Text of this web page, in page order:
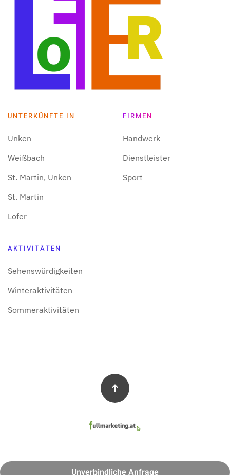
UNTERKÜNFTE IN
Unken
Weißbach
St. Martin, Unken
St. Martin
Lofer
FIRMEN
Handwerk
Dienstleister
Sport
AKTIVITÄTEN
Sehens­würdigkeiten
Winter­aktivitäten
Sommer­aktivitäten
Unverbindliche Anfrage